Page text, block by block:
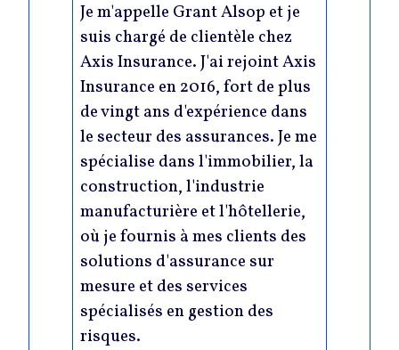
Je m'appelle Grant Alsop et je
suis chargé de clientèle chez
Axis Insurance. J'ai rejoint Axis
Insurance en 2016, fort de plus
de vingt ans d'expérience dans
le secteur des assurances. Je me
spécialise dans l'immobilier, la
construction, l'industrie
manufacturière et l'hôtellerie,
où je fournis à mes clients des
solutions d'assurance sur
mesure et des services
spécialisés en gestion des
risques.